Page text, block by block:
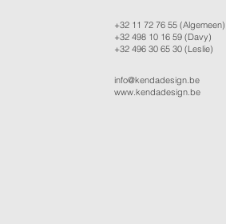
+32 11 72 76 55 (Algemeen)
+32 498 10 16 59 (Davy)
+32 496 30 65 30 (Leslie)
info@kendadesign.be
www.kendadesign.be